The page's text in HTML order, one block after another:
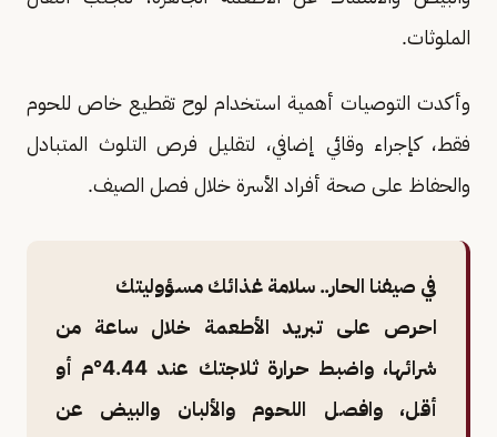
الملوثات.
وأكدت التوصيات أهمية استخدام لوح تقطيع خاص للحوم
فقط، كإجراء وقائي إضافي، لتقليل فرص التلوث المتبادل
والحفاظ على صحة أفراد الأسرة خلال فصل الصيف.
في صيفنا الحار.. سلامة غذائك مسؤوليتك
احرص على تبريد الأطعمة خلال ساعة من
شرائها، واضبط حرارة ثلاجتك عند 4.44°م أو
أقل، وافصل اللحوم والألبان والبيض عن